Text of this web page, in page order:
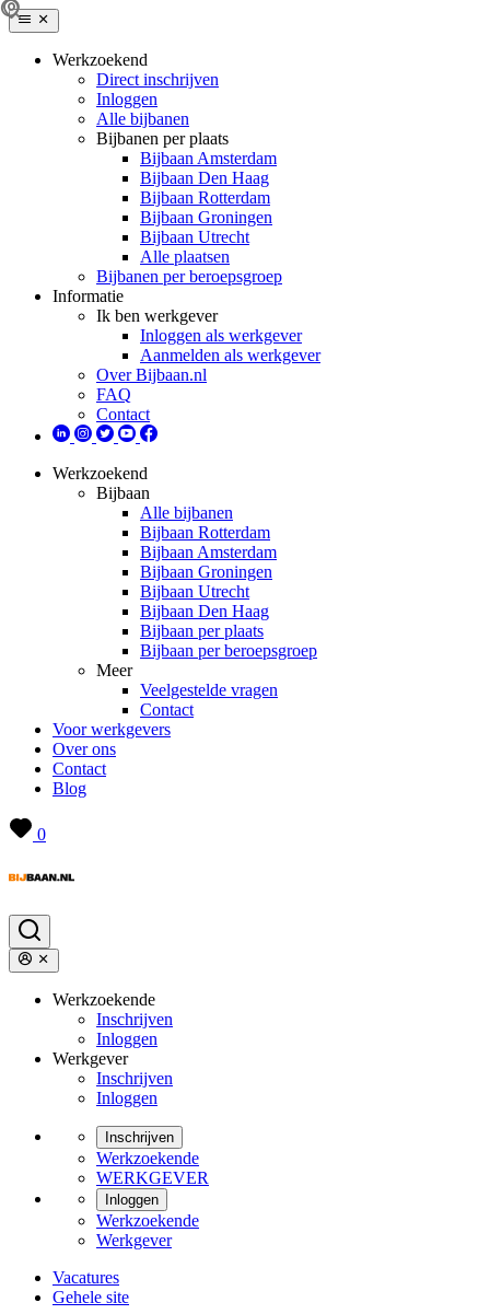
Werkzoekend
Direct inschrijven
Inloggen
Alle bijbanen
Bijbanen per plaats
Bijbaan Amsterdam
Bijbaan Den Haag
Bijbaan Rotterdam
Bijbaan Groningen
Bijbaan Utrecht
Alle plaatsen
Bijbanen per beroepsgroep
Informatie
Ik ben werkgever
Inloggen als werkgever
Aanmelden als werkgever
Over Bijbaan.nl
FAQ
Contact
Werkzoekend
Bijbaan
Alle bijbanen
Bijbaan Rotterdam
Bijbaan Amsterdam
Bijbaan Groningen
Bijbaan Utrecht
Bijbaan Den Haag
Bijbaan per plaats
Bijbaan per beroepsgroep
Meer
Veelgestelde vragen
Contact
Voor werkgevers
Over ons
Contact
Blog
0
Werkzoekende
Inschrijven
Inloggen
Werkgever
Inschrijven
Inloggen
Inschrijven
Werkzoekende
WERKGEVER
Inloggen
Werkzoekende
Werkgever
Vacatures
Gehele site